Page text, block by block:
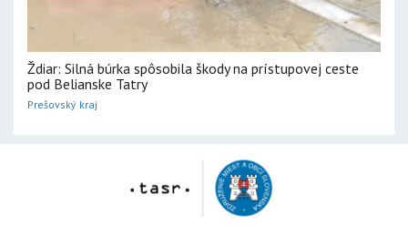
Ždiar: Silná búrka spôsobila škody na prístupovej ceste
pod Belianske Tatry
Prešovský kraj